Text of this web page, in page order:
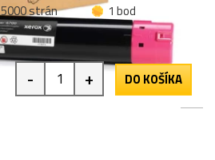
5000 strán
1 bod
- + DO KOŠÍKA